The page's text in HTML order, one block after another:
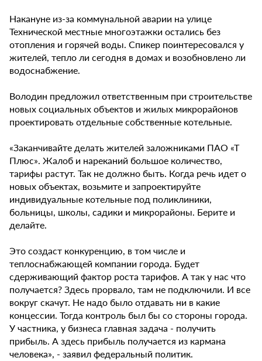
Накануне из-за коммунальной аварии на улице
Технической местные многоэтажки остались без
отопления и горячей воды. Спикер поинтересовался у
жителей, тепло ли сегодня в домах и возобновлено ли
водоснабжение.
Володин предложил ответственным при строительстве
новых социальных объектов и жилых микрорайонов
проектировать отдельные собственные котельные.
«Заканчивайте делать жителей заложниками ПАО «Т
Плюс». Жалоб и нареканий большое количество,
тарифы растут. Так не должно быть. Когда речь идет о
новых объектах, возьмите и запроектируйте
индивидуальные котельные под поликлиники,
больницы, школы, садики и микрорайоны. Берите и
делайте.
Это создаст конкуренцию, в том числе и
теплоснабжающей компании города. Будет
сдерживающий фактор роста тарифов. А так у нас что
получается? Здесь прорвало, там не подключили. И все
вокруг скачут. Не надо было отдавать ни в какие
концессии. Тогда контроль был бы со стороны города.
У частника, у бизнеса главная задача - получить
прибыль. А здесь прибыль получается из кармана
человека», - заявил федеральный политик.